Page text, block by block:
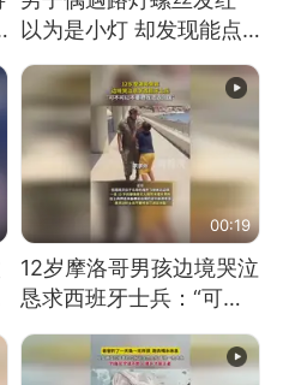
以为是小灯 却发现能点
燃香烟 当事人：已报警
处理
00:19
12岁摩洛哥男孩边境哭泣
恳求西班牙士兵：“可不
可以不要把我遣返回国”